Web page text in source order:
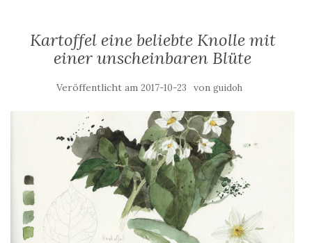
Kartoffel eine beliebte Knolle mit
einer unscheinbaren Blüte
Veröffentlicht am 2017-10-23 von guidoh